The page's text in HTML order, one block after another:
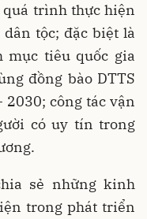
trình thực hiện
tộc; đặc biệt là
mục tiêu quốc gia
đồng bào DTTS
công tác vận
có uy tín trong
sẻ những kinh
trong phát triển